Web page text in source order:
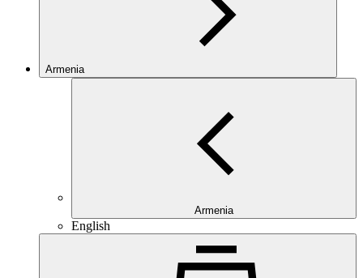
Armenia
Armenia
English